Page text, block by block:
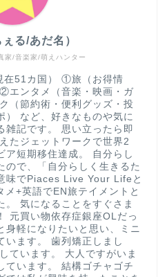
家/音楽家/萌えハンター
る/あだ名）
在51カ国） ①旅（お得情
エンタメ（音楽・映画・ガ
（節約術・便利グッズ・投
） など、好きなものや気に
雑記です。 思い立ったら即
たジェットワークで世界2
ア短期移住達成。 自分らし
ので、「自分らしく生きるた
味でPiaces Live Your Lifeと
+英語でEN旅テイメントと
。 気になることをすぐさま
元買い物依存症銀座OLだっ
身軽になりたいと思い、ミニ
います。 歯列矯正しまし
ています。 大人ですがいま
ています。 結構ゴチャゴチ